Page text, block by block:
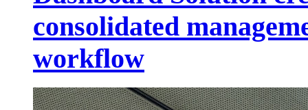
consolidated
workflow